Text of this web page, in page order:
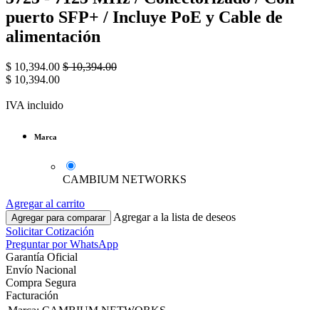
puerto SFP+ / Incluye PoE y Cable de
alimentación
$ 10,394.00 $10,394.00
$ 10,394.00
IVA incluido
Marca
CAMBIUM NETWORKS
Agregar al carrito
Agregar para comparar
Agregar a la lista de deseos
Solicitar Cotización
Preguntar por WhatsApp
Garantía Oficial
Envío Nacional
Compra Segura
Facturación